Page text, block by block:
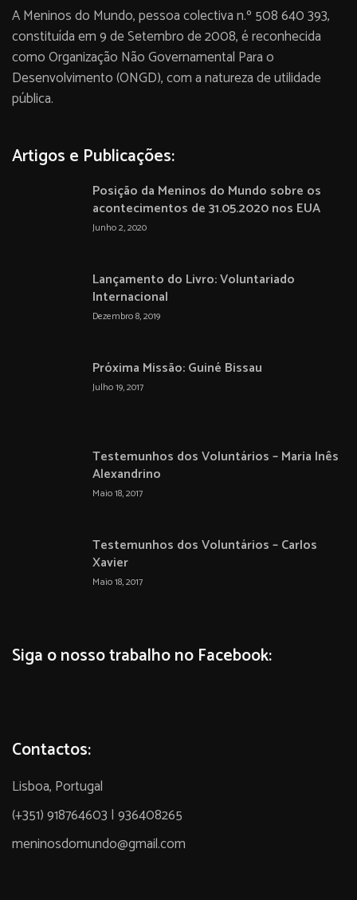
A Meninos do Mundo, pessoa colectiva n.º 508 640 393,
constituída em 9 de Setembro de 2008, é reconhecida
como Organização Não Governamental Para o
Desenvolvimento (ONGD), com a natureza de utilidade
pública.
Artigos e Publicações:
Posição da Meninos do Mundo sobre os
acontecimentos de 31.05.2020 nos EUA
Junho 2, 2020
Lançamento do Livro: Voluntariado
Internacional
Dezembro 8, 2019
Próxima Missão: Guiné Bissau
Julho 19, 2017
Testemunhos dos Voluntários – Maria Inês
Alexandrino
Maio 18, 2017
Testemunhos dos Voluntários – Carlos
Xavier
Maio 18, 2017
Siga o nosso trabalho no Facebook:
Contactos:
Lisboa, Portugal
(+351) 918764603 | 936408265
meninosdomundo@gmail.com